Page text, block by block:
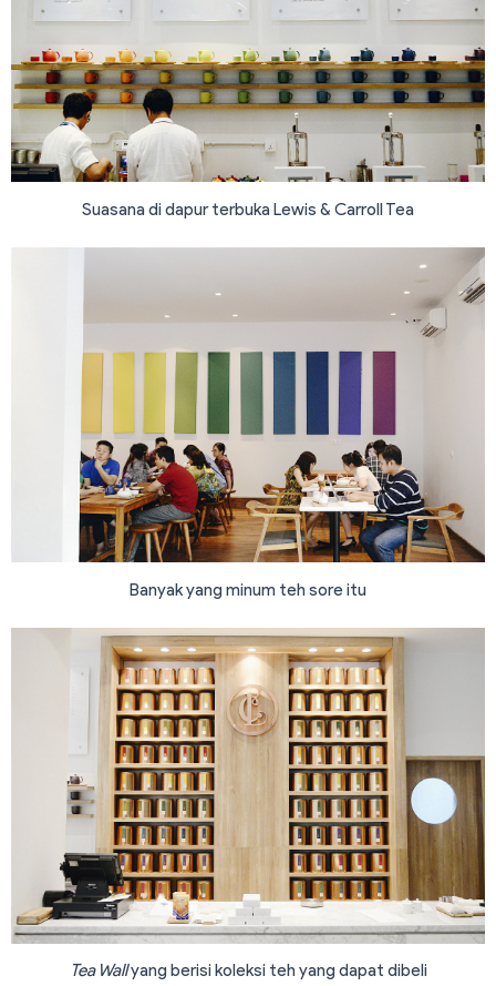
Suasana di dapur terbuka Lewis & Carroll Tea
Banyak yang minum teh sore itu
Tea Wallyang berisi koleksi teh yang dapat dibeli